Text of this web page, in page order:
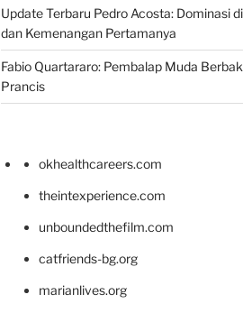
Update Terbaru Pedro Acosta: Dominasi
dan Kemenangan Pertamanya
Fabio Quartararo: Pembalap Muda
Prancis
okhealthcareers.com
theintexperience.com
unboundedthefilm.com
catfriends-bg.org
marianlives.org